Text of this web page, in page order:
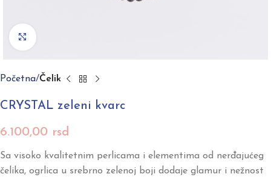
Početna Čelik
CRYSTAL zeleni kvarc
6.100,00 rsd
Sa visoko kvalitetnim perlicama i elementima od nerđajućeg
čelika, ogrlica u srebrno zelenoj boji dodaje glamur i nežnost